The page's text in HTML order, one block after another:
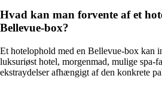
Hvad kan man forvente af et
Bellevue-box?
Et hotelophold med en Bellevue-box kan
luksuriøst hotel, morgenmad, mulige spa-
ekstraydelser afhængigt af den konkrete